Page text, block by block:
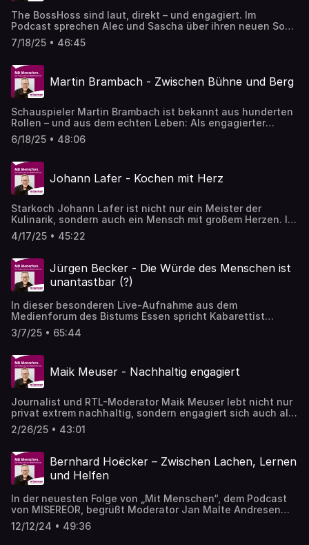
The BossHoss sind laut, direkt – und engagiert. Im
Podcast sprechen Alec und Sascha über ihren neuen Song
fürs Klima, ihre Begegnung mit Arnold Schwarzenegger
und warum sie lieber bewegen als belehren. Mit dabei:
globale Verantwortung. Eine Produktion von sgp - social
globe projects und [ella Medien](http://www.ella-
verlag.com/podcast) GmbH Köln - für MISEREOR.
7/18/25 • 46:45
Martin Brambach - Zwischen Bühne und Berg
Schauspieler Martin Brambach ist bekannt aus hunderten
Rollen – und aus dem echten Leben: Als engagierter
Mensch, der Haltung zeigt. Gemeinsam mit
Extremradsportler Christoph Fuhrbach spricht er über
Gesellschaft morgen leben wollen.
6/18/25 • 48:06
Johann Lafer - Kochen mit Herz
Starkoch Johann Lafer ist nicht nur ein Meister der
Kulinarik, sondern auch ein Mensch mit großem Herzen. In
dieser Folge spricht er über Perfektion, Optimismus – und
sein Herzensprojekt in Nigeria. Mit dabei: Regine Brandt
Afrika gibt.
4/17/25 • 45:22
Jürgen Becker - Die Würde des Menschen ist
unantastbar (?)
In dieser besonderen Live-Aufnahme aus dem
Medienforum des Bistums Essen spricht Kabarettist
Jürgen Becker mit Jan Malte Andresen und Kathrin
Schroeder von Misereor über die Bedeutung von Humor im
Menschenwürde und die Rolle der Demokratie.
Gemeinsam beleuchten sie, wie persönlicher Einsatz
unsere Gesellschaft positiv beeinflussen kann.
3/7/25 • 65:44
Maik Meuser - Nachhaltig engagiert
Journalist und RTL-Moderator Maik Meuser lebt nicht nur
privat extrem nachhaltig, sondern engagiert sich auch als
Botschafter für Terres des Hommes und den World
Cleanup Day. In dieser Folge spricht er mit Jan Malte
gesellschaftliche Verantwortung, seinen Einsatz für den
Klimaschutz und die Bedeutung von Bildung für globale
Gerechtigkeit.
2/26/25 • 43:01
Bernhard Hoëcker – Zwischen Lachen, Lernen
und Helfen
In der neuesten Folge von „Mit Menschen“, dem Podcast
von MISEREOR, begrüßt Moderator Jan Malte Andresen
den beliebten Komiker, Schauspieler und Lesebotschafter
Bernhard Hoëcker. Bekannt aus Shows wie „Genial
12/12/24 • 49:36